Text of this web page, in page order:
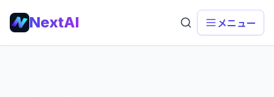
NextAI メニュー